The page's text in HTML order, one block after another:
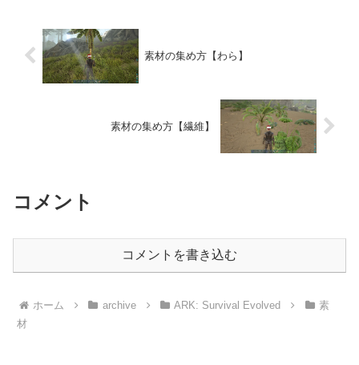
素材の集め方【わら】
素材の集め方【繊維】
コメント
コメントを書き込む
ホーム archive ARK: Survival Evolved
素
材